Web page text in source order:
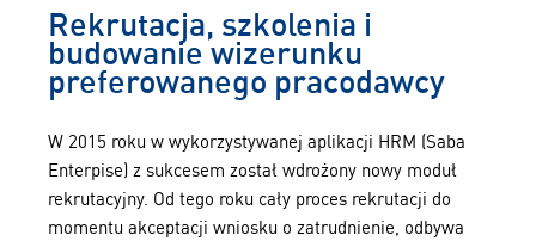
Rekrutacja, szkolenia i
budowanie wizerunku
preferowanego pracodawcy
W 2015 roku w wykorzystywanej aplikacji HRM (Saba
Enterpise) z sukcesem został wdrożony nowy moduł
rekrutacyjny. Od tego roku cały proces rekrutacji do
momentu akceptacji wniosku o zatrudnienie, odbywa